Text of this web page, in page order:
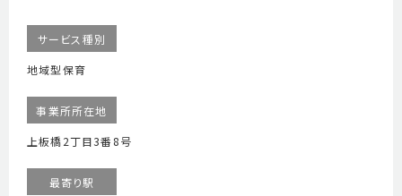
サービス種別
地域型保育
事業所所在地
上板橋2丁目3番8号
最寄り駅